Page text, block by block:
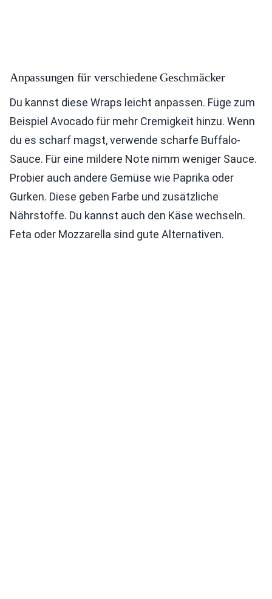
Anpassungen für verschiedene Geschmäcker
Du kannst diese Wraps leicht anpassen. Füge zum
Beispiel Avocado für mehr Cremigkeit hinzu. Wenn
du es scharf magst, verwende scharfe Buffalo-
Sauce. Für eine mildere Note nimm weniger Sauce.
Probier auch andere Gemüse wie Paprika oder
Gurken. Diese geben Farbe und zusätzliche
Nährstoffe. Du kannst auch den Käse wechseln.
Feta oder Mozzarella sind gute Alternativen.